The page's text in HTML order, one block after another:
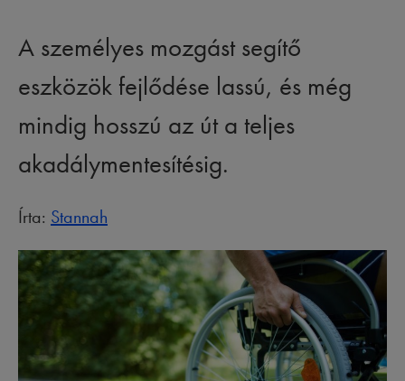
A személyes mozgást segítő
eszközök fejlődése lassú, és még
mindig hosszú az út a teljes
akadálymentesítésig.
Írta: Stannah